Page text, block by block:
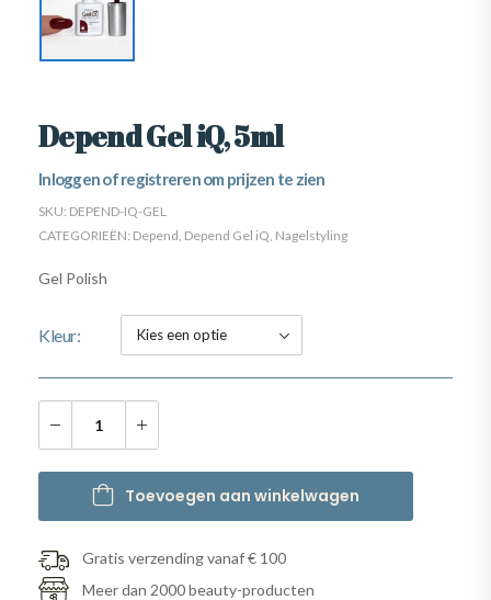
Depend Gel iQ, 5ml
Inloggen of registreren om prijzen te zien
SKU: DEPEND-IQ-GEL
CATEGORIEËN: Depend Depend Gel iQ Nagelstyling
Gel Polish
Kleur
Toevoegen aan winkelwagen
Gratis verzending vanaf € 100
Meer dan 2000 beauty-producten